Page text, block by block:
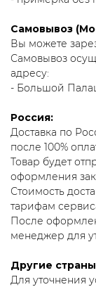
Самовывоз
Вы можете
Самовывоз
адресу:
- Большой
Россия:
Доставка по
после 100%
Товар будет
оформления
Стоимость
тарифам
После
менеджер для
Другие
Для уточнения